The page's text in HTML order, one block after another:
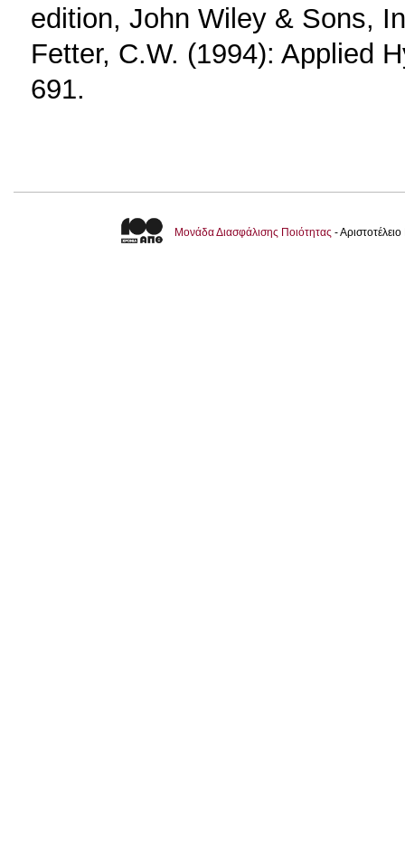
edition, John Wiley & Sons,
Fetter, C.W. (1994): Applied
691.
Μονάδα Διασφάλισης Ποιότητας -